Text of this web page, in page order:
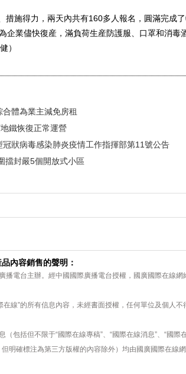
施得力，兩天內共有160多人報名，圓滿完成了
企業儘快復産，滿負荷生産防護服、口罩和消毒
）
體為業主減免房租
鐵恢復正常運營
冠狀病毒感染肺炎疫情工作指揮部第11號公告
擋封嚴5個開放式小區
內容銷售的聲明：
播電台主辦。經中國國際廣播電台授權，國廣國際在線網
在線”的所有信息內容，未經書面授權，任何單位及個人
（包括但不限于“國際在線專稿”、“國際在線消息”、“國際
明確標注為第三方版權的內容除外）均由國廣國際在線